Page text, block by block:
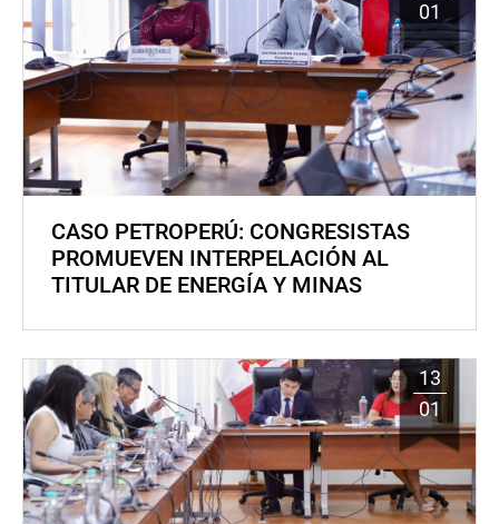
01
CASO PETROPERÚ: CONGRESISTAS
PROMUEVEN INTERPELACIÓN AL
TITULAR DE ENERGÍA Y MINAS
13
01